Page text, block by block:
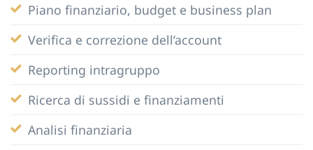
Piano finanziario, budget e business plan
Verifica e correzione dell’account
Reporting intragruppo
Ricerca di sussidi e finanziamenti
Analisi finanziaria